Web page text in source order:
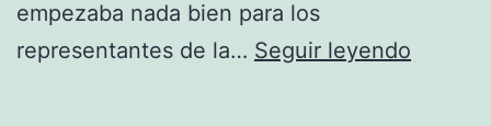
empezaba nada bien para los
representantes de la… Seguir leyendo